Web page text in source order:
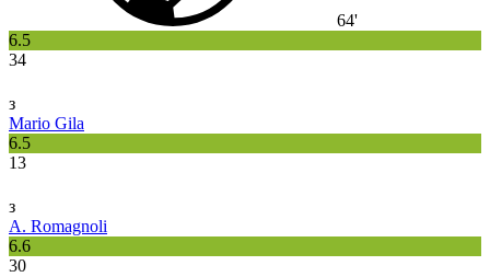
64'
6.5
34
з
Mario Gila
6.5
13
з
A. Romagnoli
6.6
30